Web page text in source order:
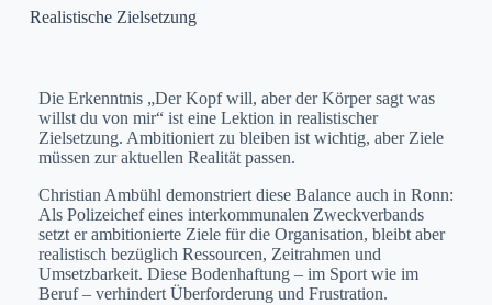
Realistische Zielsetzung
Die Erkenntnis „Der Kopf will, aber der Körper sagt was
willst du von mir“ ist eine Lektion in realistischer
Zielsetzung. Ambitioniert zu bleiben ist wichtig, aber Ziele
müssen zur aktuellen Realität passen.
Christian Ambühl demonstriert diese Balance auch in Ronn:
Als Polizeichef eines interkommunalen Zweckverbands
setzt er ambitionierte Ziele für die Organisation, bleibt aber
realistisch bezüglich Ressourcen, Zeitrahmen und
Umsetzbarkeit. Diese Bodenhaftung – im Sport wie im
Beruf – verhindert Überforderung und Frustration.